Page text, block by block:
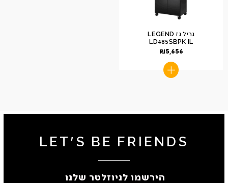
גריל גז LEGEND
LD485SBPK IL
₪5,656
LET'S BE FRIENDS
הירשמו לניוזלטר שלנו ​